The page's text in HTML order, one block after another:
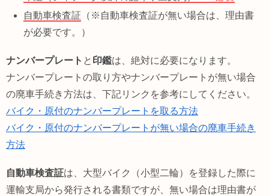
自動車検査証 （※自動車検査証が無い場合は、理由書
が必要です。）
ナンバープレート と 印鑑は、絶対に必要になります。
ナンバープレートの取り方やナンバープレートが無い場合
の廃車手続き方法は、下記リンクを参考にしてください。
バイク・原付のナンバープレートを取る方法
バイク・原付のナンバープレートが無い場合の廃車手続き
方法
自動車検査証は、大型バイク（小型二輪）を登録した際に
運輸支局から発行される書類ですが、無い場合は理由書が